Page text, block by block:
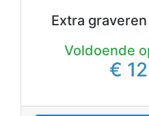
Extra
Voldoende
€